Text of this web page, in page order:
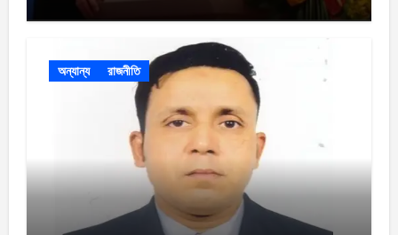
অন্যান্য রাজনীতি